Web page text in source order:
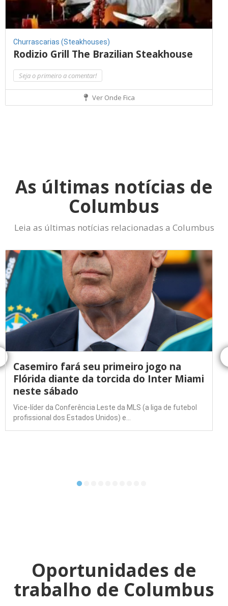
Churrascarias (Steakhouses)
Rodizio Grill The Brazilian Steakhouse
Seja o primeiro a comentar!
Ver Onde Fica
As últimas notícias de
Columbus
Leia as últimas notícias relacionadas a Columbus
Casemiro fará seu primeiro jogo na
Flórida diante da torcida do Inter Miami
neste sábado
Vice-líder da Conferência Leste da MLS (a liga de futebol
profissional dos Estados Unidos) e…
Oportunidades de
trabalho de Columbus